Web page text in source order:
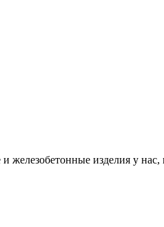
изделия у нас,